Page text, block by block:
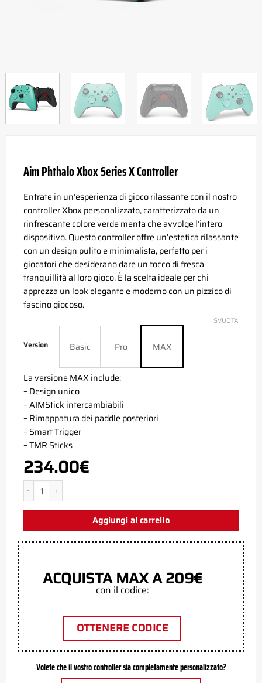
Aim Phthalo Xbox Series X Controller
Entrate in un’esperienza di gioco rilassante con il nostro
controller Xbox personalizzato, caratterizzato da un
rinfrescante colore verde menta che avvolge l’intero
dispositivo. Questo controller offre un’estetica rilassante
con un design pulito e minimalista, perfetto per i
giocatori che desiderano dare un tocco di fresca
tranquillità al loro gioco. È la scelta ideale per chi
apprezza un look elegante e moderno con un pizzico di
fascino giocoso.
Version Basic Pro MAX
SVUOTA
La versione MAX include:
– Design unico
– AIMStick intercambiabili
– Rimappatura dei paddle posteriori
– Smart Trigger
– TMR Sticks
234.00€
Aim Phthalo Xbox Series X Controller quantità
Aggiungi al carrello
ACQUISTA MAX A 209€
con il codice:
OTTENERE CODICE
Volete che il vostro controller sia completamente personalizzato?